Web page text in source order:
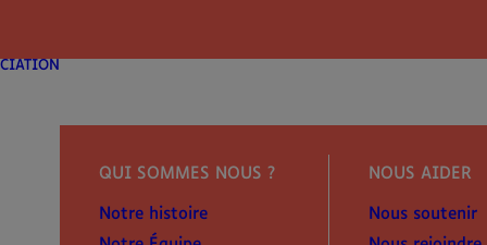
QUI SOMMES NOUS ?
Notre histoire
NOUS AIDER
Nous soutenir